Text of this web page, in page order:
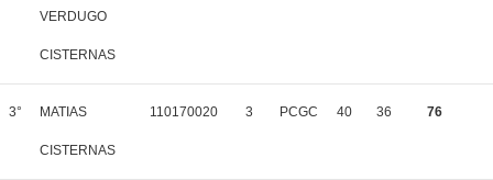
VERDUGO
CISTERNAS
3° MATIAS
CISTERNAS
110170020 3 PCGC 40 36 76